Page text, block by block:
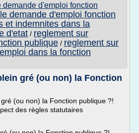
demande d'emploi fonction
demande d'emploi fonction
et indemnites dans la
d'etat / reglement sur
publique / reglement sur
dans la fonction
gré (ou non) la Fonction
(ou non) la Fonction publique ?!
des règles statutaires